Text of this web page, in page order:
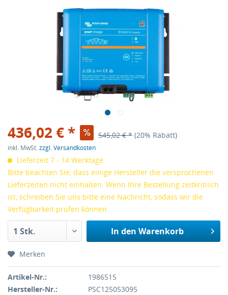
436,02 € * 545,02 € * (20% Rabatt)
inkl. MwSt.zzgl. Versandkosten
Lieferzeit 7 - 14 Werktage.
Bitte beachten Sie, dass einige Hersteller die versprochenen
Lieferzeiten nicht einhalten. Wenn Ihre Bestellung zeitkritisch
ist, schreiben Sie uns bitte eine Nachricht, sodass wir die
Verfügbarkeit prüfen können.
In den Warenkorb
Merken
Artikel-Nr.:
1986515
Hersteller-Nr.:
PSC125053095